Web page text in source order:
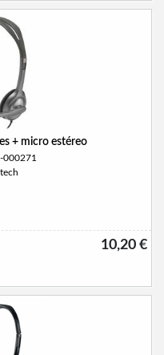
+ micro estéreo
000271
10,20 €